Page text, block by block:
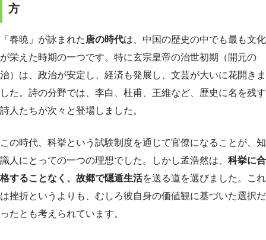
方
「春暁」が詠まれた 唐の時代は、中国の歴史の中でも最も文化
が栄えた時期の一つです。特に玄宗皇帝の治世初期（開元の
治）は、政治が安定し、経済も発展し、文芸が大いに花開きま
した。詩の分野では、李白、杜甫、王維など、歴史に名を残す
詩人たちが次々と登場しました。
この時代、科挙という試験制度を通じて官僚になることが、知
識人にとっての一つの理想でした。しかし孟浩然は、 科挙に合
格することなく、故郷で隠遁生活を送る道を選びました。これ
は挫折というよりも、むしろ彼自身の価値観に基づいた選択だ
ったとも考えられています。